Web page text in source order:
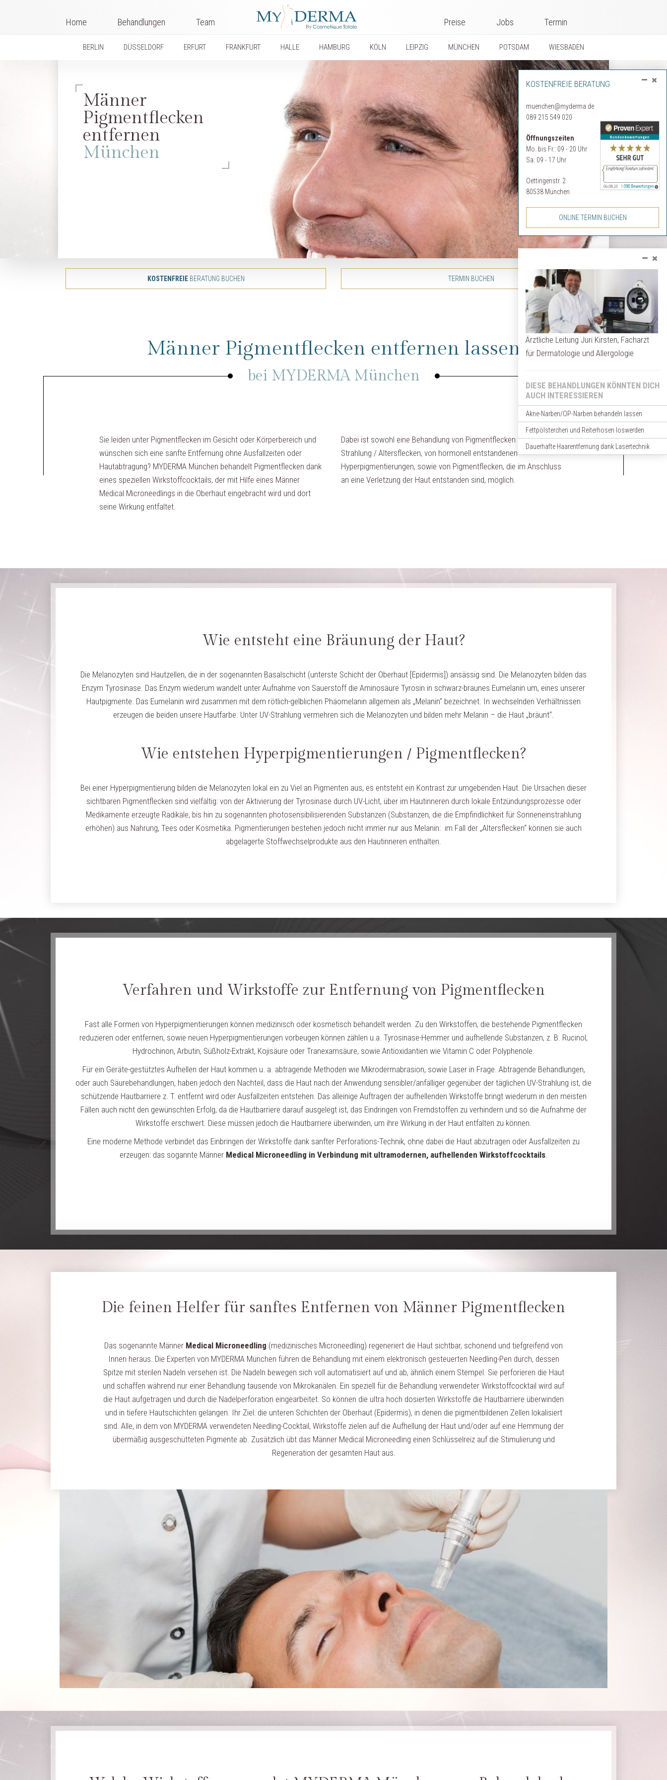
Home Behandlungen Team Preise Jobs Termin
BERLIN DÜSSELDORF ERFURT FRANKFURT HALLE HAMBURG KÖLN LEIPZIG MÜNCHEN POTSDAM WIESBADEN
Männer
Pigmentflecken
entfernen
München
KOSTENFREIEBERATUNG BUCHEN TERMIN BUCHEN
Männer Pigmentflecken entfernen lassen
bei MYDERMA München
Sie leiden unter Pigmentflecken im Gesicht oder Körperbereich und
wünschen sich eine sanfte Entfernung ohne Ausfallzeiten oder
Hautabtragung? MYDERMA München behandelt Pigmentflecken dank
eines speziellen Wirkstoffcocktails, der mit Hilfe eines Männer
Medical Microneedlings in die Oberhaut eingebracht wird und dort
seine Wirkung entfaltet.
Dabei ist sowohl eine Behandlung von Pigmentflecken durch UV-
Strahlung / Altersflecken, von hormonell entstandenen
Hyperpigmentierungen, sowie von Pigmentflecken, die im Anschluss
an eine Verletzung der Haut entstanden sind, möglich.
Wie entsteht eine Bräunung der Haut?
Die Melanozyten sind Hautzellen, die in der sogenannten Basalschicht (unterste Schicht der Oberhaut [Epidermis]) ansässig sind. Die Melanozyten bilden das
Enzym Tyrosinase. Das Enzym wiederum wandelt unter Aufnahme von Sauerstoff die Aminosäure Tyrosin in schwarz-braunes Eumelanin um, eines unserer
Hautpigmente. Das Eumelanin wird zusammen mit dem rötlich-gelblichen Phäomelanin allgemein als „Melanin“ bezeichnet. In wechselnden Verhältnissen
erzeugen die beiden unsere Hautfarbe. Unter UV-Strahlung vermehren sich die Melanozyten und bilden mehr Melanin – die Haut „bräunt“.
Wie entstehen Hyperpigmentierungen / Pigmentflecken?
Bei einer Hyperpigmentierung bilden die Melanozyten lokal ein zu Viel an Pigmenten aus, es entsteht ein Kontrast zur umgebenden Haut. Die Ursachen dieser
sichtbaren Pigmentflecken sind vielfältig: von der Aktivierung der Tyrosinase durch UV-Licht, über im Hautinneren durch lokale Entzündungsprozesse oder
Medikamente erzeugte Radikale, bis hin zu sogenannten photosensibilisierenden Substanzen (Substanzen, die die Empfindlichkeit für Sonneneinstrahlung
erhöhen) aus Nahrung, Tees oder Kosmetika. Pigmentierungen bestehen jedoch nicht immer nur aus Melanin: im Fall der „Altersflecken“ können sie auch
abgelagerte Stoffwechselprodukte aus den Hautinneren enthalten.
Verfahren und Wirkstoffe zur Entfernung von Pigmentflecken
Fast alle Formen von Hyperpigmentierungen können medizinisch oder kosmetisch behandelt werden. Zu den Wirkstoffen, die bestehende Pigmentflecken
reduzieren oder entfernen, sowie neuen Hyperpigmentierungen vorbeugen können zählen u.a. Tyrosinase-Hemmer und aufhellende Substanzen, z. B. Rucinol,
Hydrochinon, Arbutin, Süßholz-Extrakt, Kojisäure oder Tranexamsäure, sowie Antioxidantien wie Vitamin C oder Polyphenole.
Für ein Geräte-gestütztes Aufhellen der Haut kommen u. a. abtragende Methoden wie Mikrodermabrasion, sowie Laser in Frage. Abtragende Behandlungen,
oder auch Säurebehandlungen, haben jedoch den Nachteil, dass die Haut nach der Anwendung sensibler/anfälliger gegenüber der täglichen UV-Strahlung ist, die
schützende Hautbarriere z. T. entfernt wird oder Ausfallzeiten entstehen. Das alleinige Auftragen der aufhellenden Wirkstoffe bringt wiederum in den meisten
Fällen auch nicht den gewünschten Erfolg, da die Hautbarriere darauf ausgelegt ist, das Eindringen von Fremdstoffen zu verhindern und so die Aufnahme der
Wirkstoffe erschwert. Diese müssen jedoch die Hautbarriere überwinden, um ihre Wirkung in der Haut entfalten zu können.
Eine moderne Methode verbindet das Einbringen der Wirkstoffe dank sanfter Perforations-Technik, ohne dabei die Haut abzutragen oder Ausfallzeiten zu
erzeugen: das sogannte Männer Medical Microneedling in Verbindung mit ultramodernen, aufhellenden Wirkstoffcocktails.
Die feinen Helfer für sanftes Entfernen von Männer Pigmentflecken
Das sogenannte Männer Medical Microneedling (medizinisches Microneedling) regeneriert die Haut sichtbar, schonend und tiefgreifend von
Innen heraus. Die Experten von MYDERMA München führen die Behandlung mit einem elektronisch gesteuerten Needling-Pen durch, dessen
Spitze mit sterilen Nadeln versehen ist. Die Nadeln bewegen sich voll automatisiert auf und ab, ähnlich einem Stempel. Sie perforieren die Haut
und schaffen während nur einer Behandlung tausende von Mikrokanälen. Ein speziell für die Behandlung verwendeter Wirkstoffcocktail wird auf
die Haut aufgetragen und durch die Nadelperforation eingearbeitet. So können die ultra hoch dosierten Wirkstoffe die Hautbarriere überwinden
und in tiefere Hautschichten gelangen. Ihr Ziel: die unteren Schichten der Oberhaut (Epidermis), in denen die pigmentbildenen Zellen lokalisiert
sind. Alle, in dem von MYDERMA verwendeten Needling-Cocktail, Wirkstoffe zielen auf die Aufhellung der Haut und/oder auf eine Hemmung der
übermäßig ausgeschütteten Pigmente ab. Zusätzlich übt das Männer Medical Microneedling einen Schlüsselreiz auf die Stimulierung und
Regeneration der gesamten Haut aus.
KOSTENFREIE BERATUNG
muenchen@myderma.de
089 215 549 020
Öffnungszeiten
Mo. bis Fr.: 09 - 20 Uhr
Sa: 09 - 17 Uhr
Oettingenstr. 2
80538 München
ONLINE TERMIN BUCHEN
Ärztliche Leitung Juri Kirsten, Facharzt
für Dermatologie und Allergologie
DIESE BEHANDLUNGEN KÖNNTEN DICH
AUCH INTERESSIEREN
Akne-Narben/OP-Narben behandeln lassen
Fettpölsterchen und Reiterhosen loswerden
Dauerhafte Haarentfernung dank Lasertechnik
Dehnungsstreifen behandeln lassen